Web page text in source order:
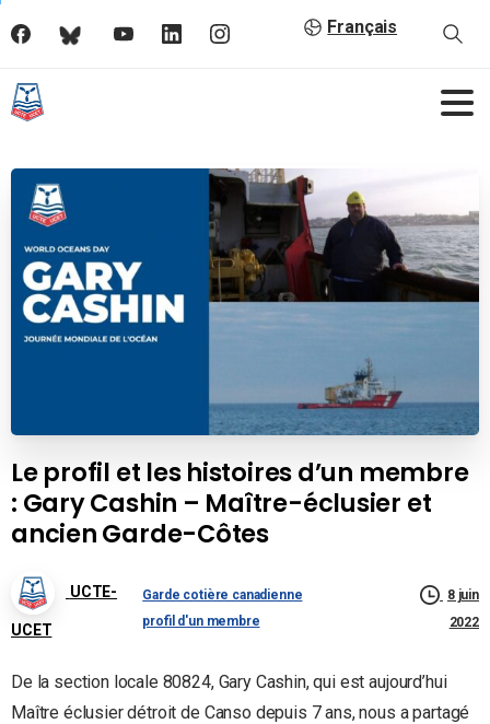
Français
Le profil et les histoires d’un membre
: Gary Cashin – Maître-éclusier et
ancien Garde-Côtes
UCTE-
UCET
Garde cotière canadienne
profil d'un membre
8 juin
2022
De la section locale 80824, Gary Cashin, qui est aujourd’hui
Maître éclusier détroit de Canso depuis 7 ans, nous a partagé